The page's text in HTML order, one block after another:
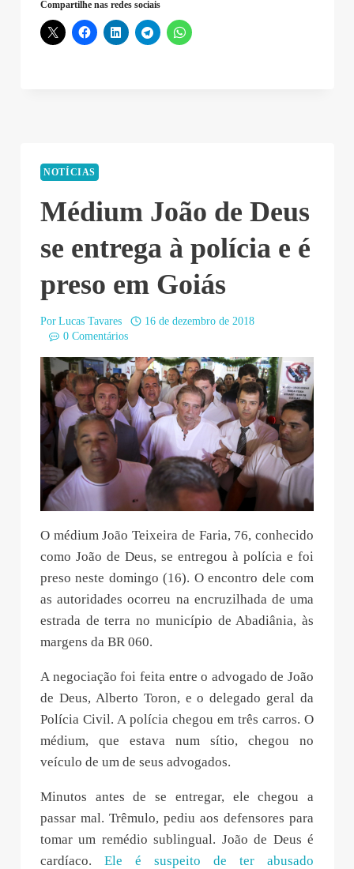
Compartilhe nas redes sociais
NOTÍCIAS
Médium João de Deus
se entrega à polícia e é
preso em Goiás
Por Lucas Tavares
16 de dezembro de 2018
0 Comentários
O médium João Teixeira de Faria, 76, conhecido
como João de Deus, se entregou à polícia e foi
preso neste domingo (16). O encontro dele com
as autoridades ocorreu na encruzilhada de uma
estrada de terra no município de Abadiânia, às
margens da BR 060.
A negociação foi feita entre o advogado de João
de Deus, Alberto Toron, e o delegado geral da
Polícia Civil. A polícia chegou em três carros. O
médium, que estava num sítio, chegou no
veículo de um de seus advogados.
Minutos antes de se entregar, ele chegou a
passar mal. Trêmulo, pediu aos defensores para
tomar um remédio sublingual. João de Deus é
cardíaco. Ele é suspeito de ter abusado